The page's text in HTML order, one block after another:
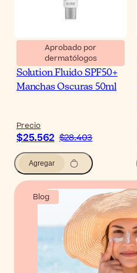
Aprobado por
dermatólogos
Heliocare 360º Pigment
Solution Fluido SPF50+
Manchas Oscuras 50ml
Precio
$25.562 $28.403
Agregar
Blog